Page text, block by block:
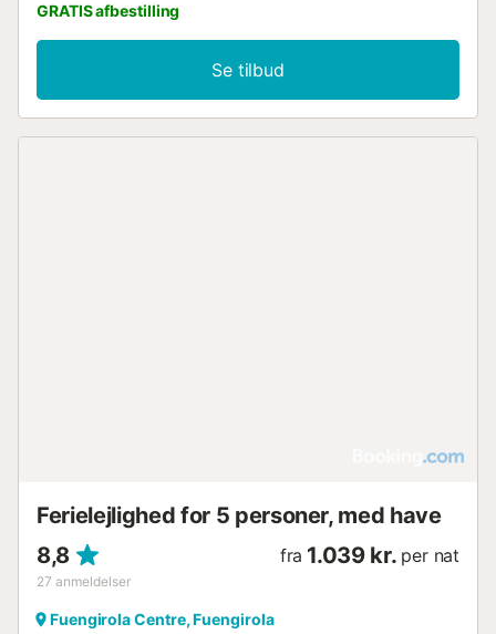
soveværelserne, et TV samt en vaskemaskine.
Højdepunktet ved denne bolig er dens private
udendørsareal med en altan. Et fælles udendørsareal med
en swimmingpool er også tilgængeligt til din brug.
Forbindelser til offentlig transport ligger i gåafstand.
GRATIS afbestilling
Se tilbud
Ferielejlighed for 5 personer, med have
8,8
27 anmeldelser
fra 1.039 kr. per nat
Fuengirola Centre, Fuengirola